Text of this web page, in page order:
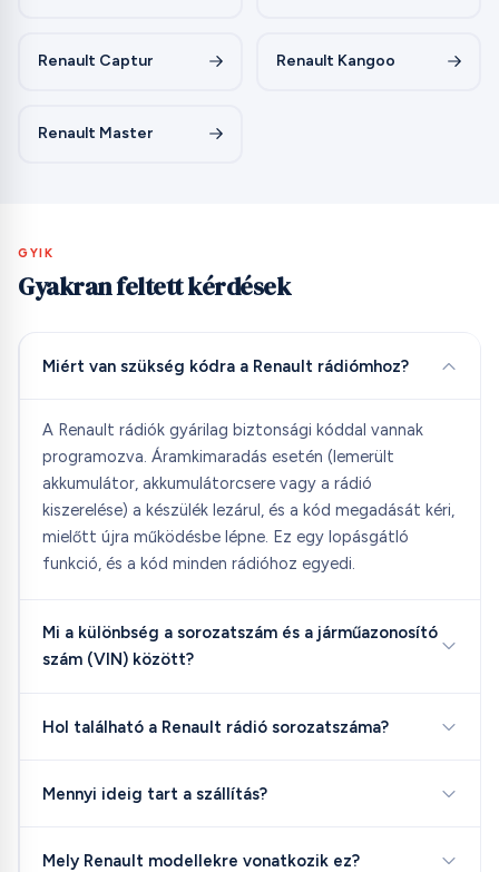
Renault Captur Renault Kangoo
Renault Master
GYIK
Gyakran feltett kérdések
Miért van szükség kódra a Renault rádiómhoz?
A Renault rádiók gyárilag biztonsági kóddal vannak
programozva. Áramkimaradás esetén (lemerült
akkumulátor, akkumulátorcsere vagy a rádió
kiszerelése) a készülék lezárul, és a kód megadását kéri,
mielőtt újra működésbe lépne. Ez egy lopásgátló
funkció, és a kód minden rádióhoz egyedi.
Mi a különbség a sorozatszám és a járműazonosító
szám (VIN) között?
Hol található a Renault rádió sorozatszáma?
Mennyi ideig tart a szállítás?
Mely Renault modellekre vonatkozik ez?